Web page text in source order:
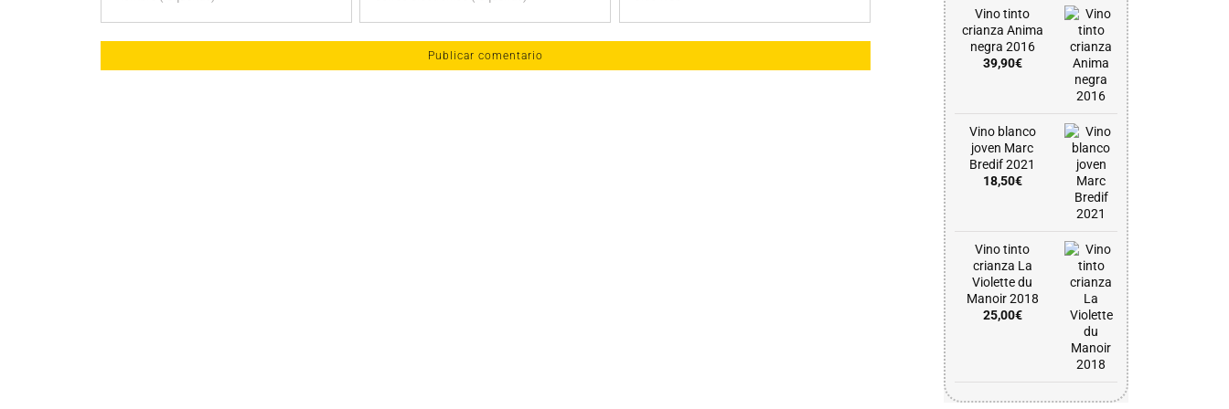
Vino tinto
crianza Anima
negra 2016
39,90€
Vino blanco
joven Marc
Bredif 2021
18,50€
Vino tinto
crianza La
Violette du
Manoir 2018
25,00€